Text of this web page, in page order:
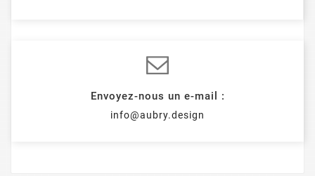
Envoyez-nous un e-mail :
info@aubry.design